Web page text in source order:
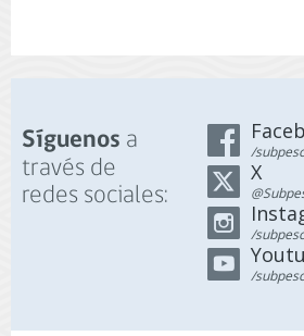
Síguenos a
través de
redes sociales:
/
X
/
/